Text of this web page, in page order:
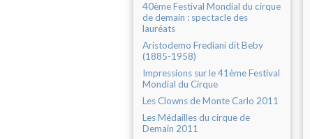
40ème Festival Mondial du cirque
de demain : spectacle des
lauréats
Aristodemo Frediani dit Beby
(1885-1958)
Impressions sur le 41ème Festival
Mondial du Cirque
Les Clowns de Monte Carlo 2011
Les Médailles du cirque de
Demain 2011